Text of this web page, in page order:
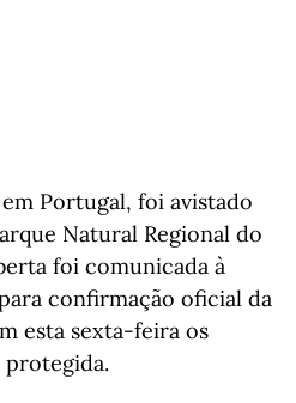
Portugal, foi avistado
Natural Regional do
foi comunicada à
confirmação oficial da
esta sexta-feira os
protegida.